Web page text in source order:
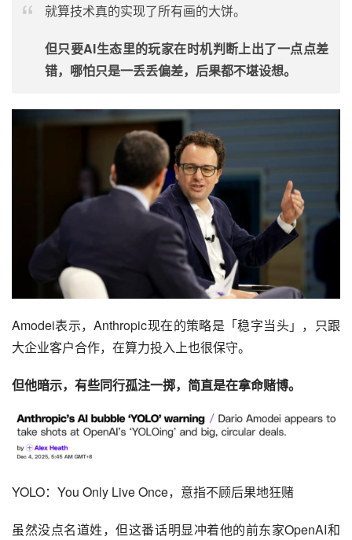
就算技术真的实现了所有画的大饼。
但只要AI生态里的玩家在时机判断上出了一点点差
错，哪怕只是一丢丢偏差，后果都不堪设想。
Amodei表示，Anthropic现在的策略是「稳字当头」，只跟
大企业客户合作，在算力投入上也很保守。
但他暗示，有些同行孤注一掷，简直是在拿命赌博。
YOLO：You Only Live Once，意指不顾后果地狂赌
虽然没点名道姓，但这番话明显冲着他的前东家OpenAI和